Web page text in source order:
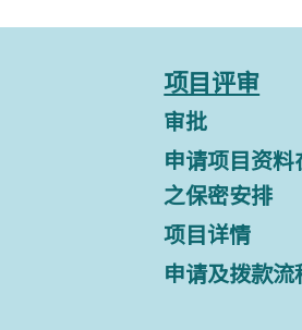
项目评审
审批
申请项目资
之保密安排
项目详情
申请及拨款流